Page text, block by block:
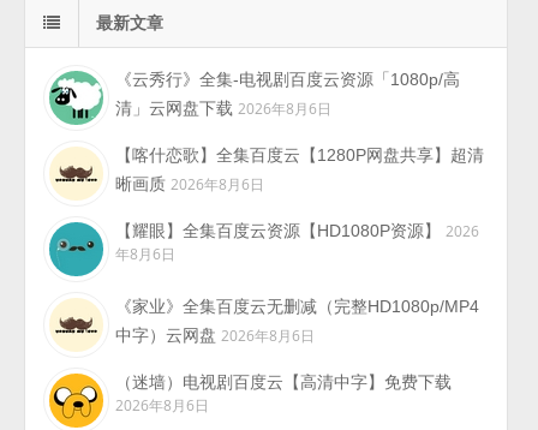
最新文章
《云秀行》全集-电视剧百度云资源「1080p/高
清」云网盘下载 2026年8月6日
【喀什恋歌】全集百度云【1280P网盘共享】超清
晰画质 2026年8月6日
【耀眼】全集百度云资源【HD1080P资源】
2026
年8月6日
《家业》全集百度云无删减（完整HD1080p/MP4
中字）云网盘 2026年8月6日
（迷墙）电视剧百度云【高清中字】免费下载
2026年8月6日